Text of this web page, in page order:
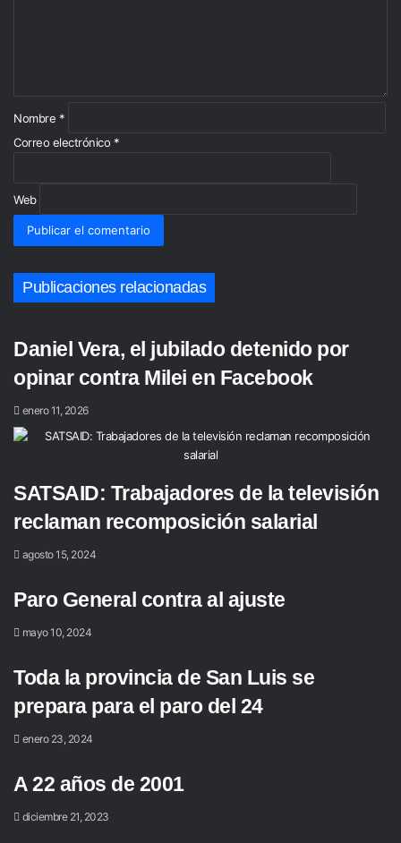
*
Nombre *
Correo electrónico *
Web
Publicaciones relacionadas
Daniel Vera, el jubilado detenido por
opinar contra Milei en Facebook
enero 11, 2026
SATSAID: Trabajadores de la televisión
reclaman recomposición salarial
agosto 15, 2024
Paro General contra al ajuste
mayo 10, 2024
Toda la provincia de San Luis se
prepara para el paro del 24
enero 23, 2024
A 22 años de 2001
diciembre 21, 2023